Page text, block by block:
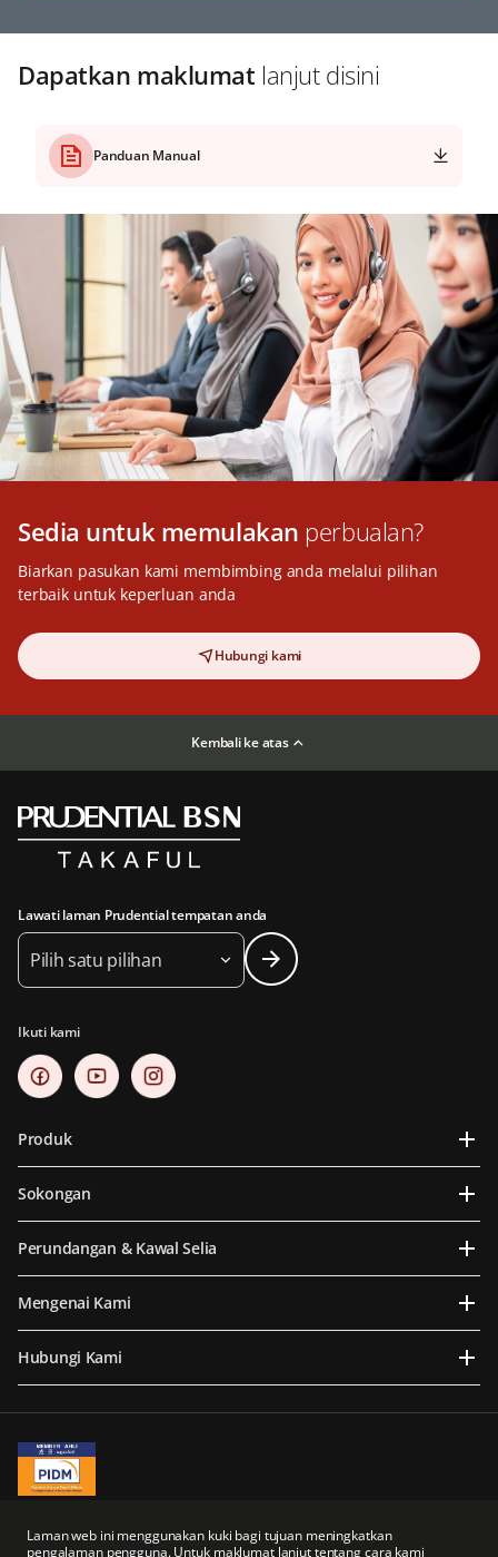
Laman web ini menggunakan kuki bagi tujuan meningkatkan
pengalaman pengguna. Untuk maklumat lanjut tentang cara kami
Dapatkan maklumat lanjut disini
Panduan Manual
Sedia untuk memulakan perbualan?
Biarkan pasukan kami membimbing anda melalui pilihan
terbaik untuk keperluan anda
Hubungi kami
Kembali ke atas
Lawati laman Prudential tempatan anda
Pilih satu pilihan
Ikuti kami
Produk
Sokongan
Perundangan & Kawal Selia
Mengenai Kami
Hubungi Kami
Prudential BSN Takaful Berhad merupakan sebuah syarikat usaha sama yang